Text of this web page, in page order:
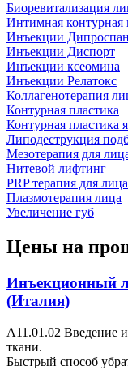
Биоревитализация
Интимная контурная
Инъекции Дипроспан
Инъекции Диспорт
Инъекции ксеомина
Инъекции Релатокс
Коллагенотерапия
Контурная пластика
Контурная пластика
Липодеструкция
Мезотерапия для
Нитевой лифтинг
PRP терапия для лица
Плазмотерапия лица
Увеличение губ
Цены на
Инъекционный
(Италия)
А11.01.02 Введение
ткани.
Быстрый способ